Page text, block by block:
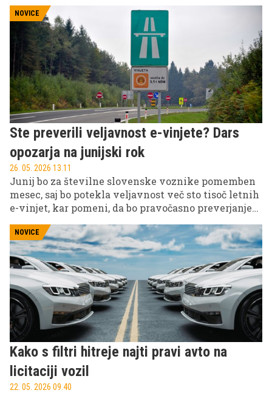
podrobnost, ki hitro ustvari vtis in močno vpliva na
to, kako nas vidijo drugi.
NOVICE
Ste preverili veljavnost e-vinjete? Dars
opozarja na junijski rok
26. 05. 2026 13.11
Junij bo za številne slovenske voznike pomemben
mesec, saj bo potekla veljavnost več sto tisoč letnih
e-vinjet, kar pomeni, da bo pravočasno preverjanje
NOVICE
Kako s filtri hitreje najti pravi avto na
licitaciji vozil
22. 05. 2026 09.40